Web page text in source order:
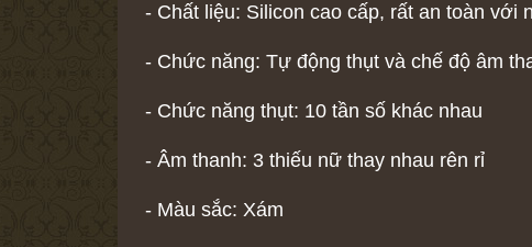
- Chất liệu: Silicon cao cấp, rất an toàn
- Chức năng: Tự động thụt và chế độ âm
- Chức năng thụt: 10 tần số khác nhau
- Âm thanh: 3 thiếu nữ thay nhau rên rỉ
- Màu sắc: Xám